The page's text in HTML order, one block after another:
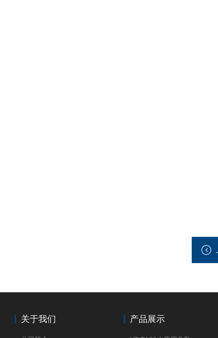
关于我们 产品展示